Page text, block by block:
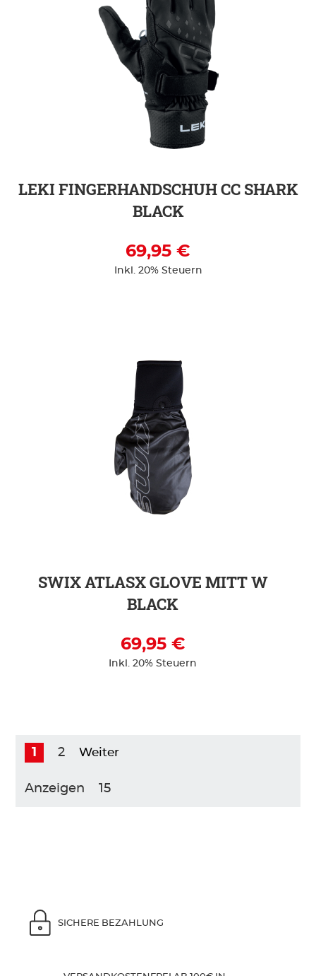
LEKI FINGERHANDSCHUH CC SHARK
BLACK
69,95 €
Inkl. 20% Steuern
ZUR DETAILSEITE
SWIX ATLASX GLOVE MITT W
BLACK
69,95 €
Inkl. 20% Steuern
ZUR DETAILSEITE
1 2 Weiter
Anzeigen
SICHERE BEZAHLUNG